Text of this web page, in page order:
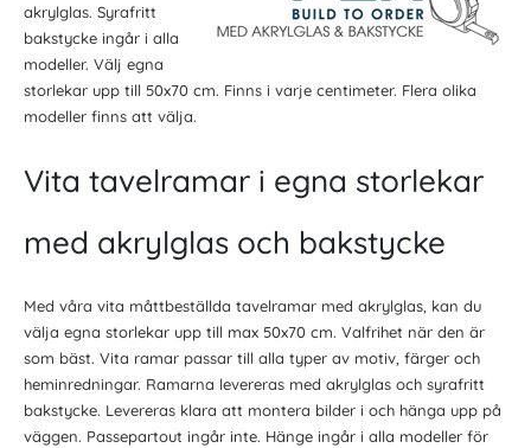
akrylglas. Syrafritt
bakstycke ingår i alla
modeller. Välj egna
storlekar upp till 50x70 cm. Finns i varje centimeter. Flera olika
modeller finns att välja.
Vita tavelramar i egna storlekar
med akrylglas och bakstycke
Med våra vita måttbeställda tavelramar med akrylglas, kan du
välja egna storlekar upp till max 50x70 cm. Valfrihet när den är
som bäst. Vita ramar passar till alla typer av motiv, färger och
heminredningar. Ramarna levereras med akrylglas och syrafritt
bakstycke. Levereras klara att montera bilder i och hänga upp på
väggen. Passepartout ingår inte. Hänge ingår i alla modeller för